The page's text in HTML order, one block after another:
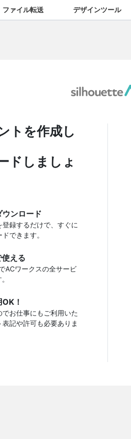
ファイル転送 デザインツール
トを作成し
ドしましょ
ンロード
登録するだけで、すぐに
できます。
える
ACワークスの全サービ
！
お仕事にもご利用いた
記や許可も必要ありま